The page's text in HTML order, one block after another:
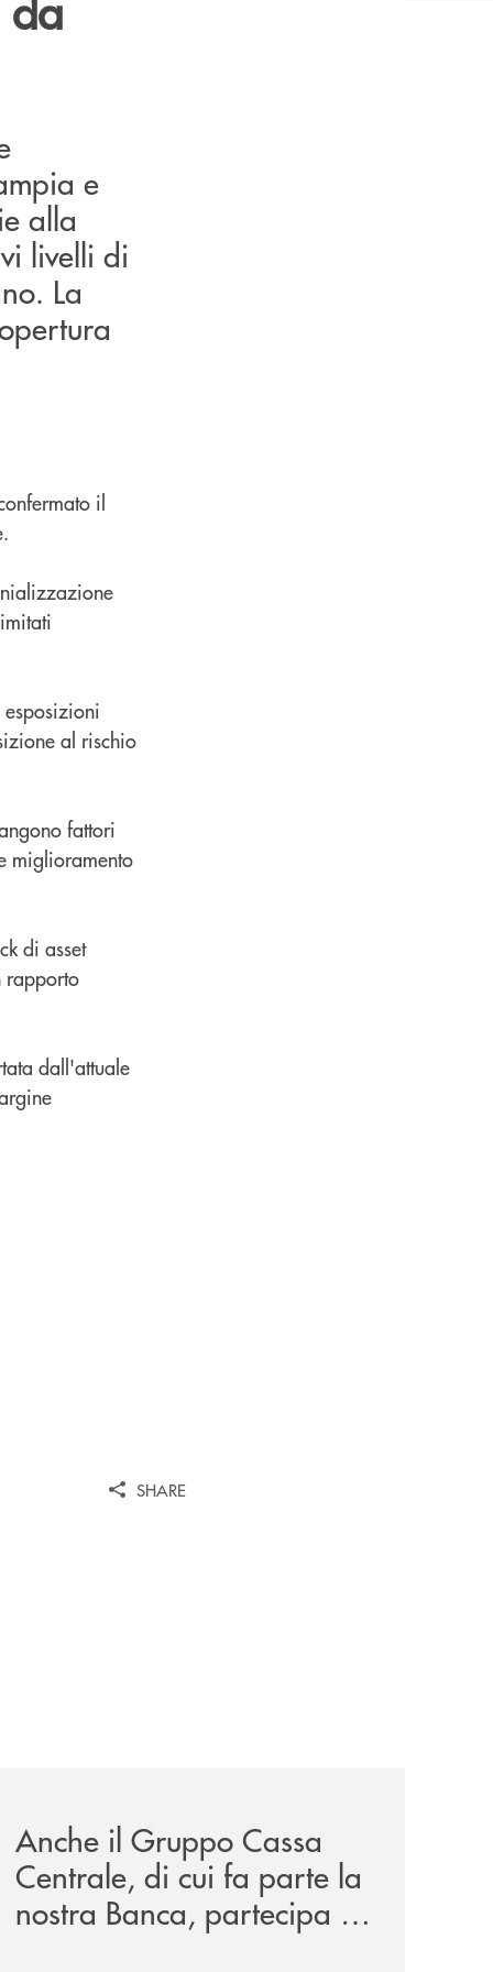
e
alla
livelli di
La
il
al rischio
fattori
miglioramento
di asset
rapporto
dall'attuale
SHARE
Anche il Gruppo Cassa
Centrale, di cui fa parte la
nostra Banca, partecipa a
EUR.BANK, il progetto di